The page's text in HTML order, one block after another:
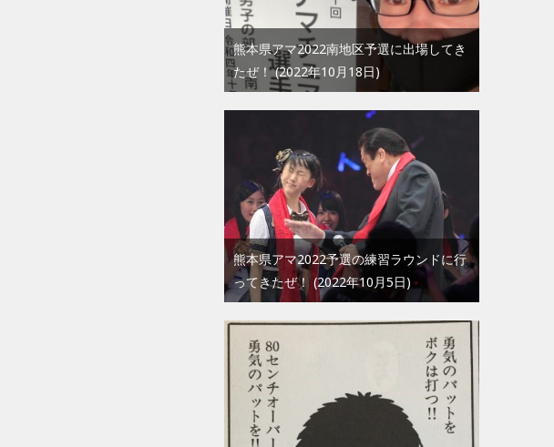
熊本県アマ2022南地区予選に出場してき
たぜ！ 2022年10月18日
熊本県アマ2022予選の練習ラウンドに行
ってきたぜ！ 2022年10月5日